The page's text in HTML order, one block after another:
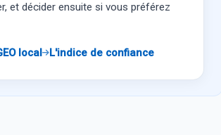
et décider ensuite si vous préférez
local L'indice de confiance